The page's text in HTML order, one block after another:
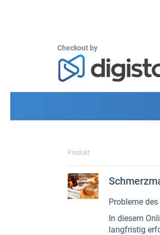
Checkout by
Produkt
Probleme
In diesem
langfristig